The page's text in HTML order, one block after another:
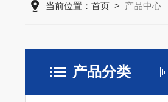
当前位置： 首页> 产品中心
产品分类